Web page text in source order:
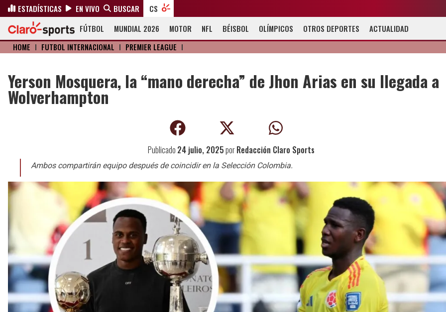
ESTADÍSTICAS EN VIVO BUSCAR
CS
FÚTBOL
MUNDIAL 2026 MOTOR NFL BÉISBOL OLÍMPICOS OTROS DEPORTES ACTUALIDAD
HOME I FÚTBOL INTERNACIONAL I PREMIER LEAGUE I
Yerson Mosquera, la “mano derecha” de Jhon Arias en su llegada a
Wolverhampton
Publicado 24 julio, 2025porRedacción Claro Sports
Ambos compartirán equipo después de coincidir en la Selección Colombia.